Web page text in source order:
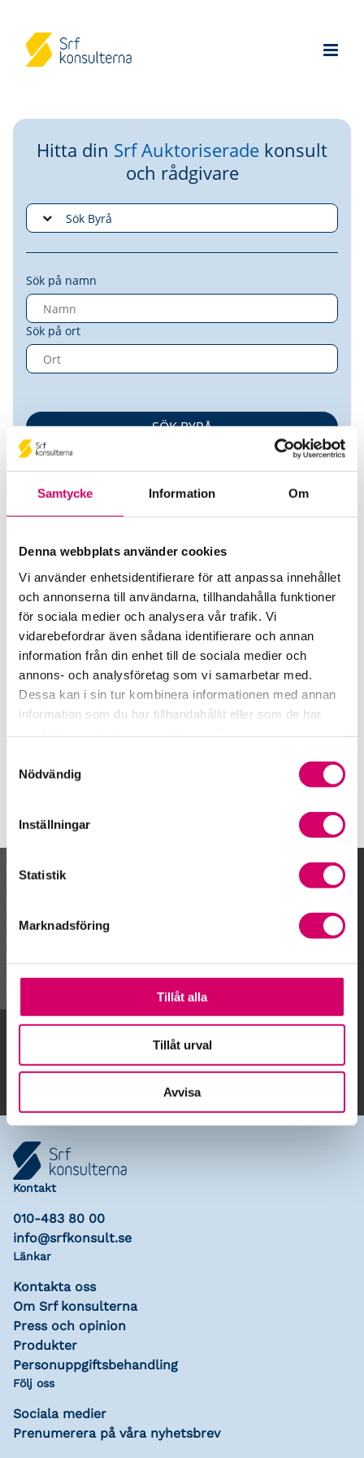
Samtycke Information Om
Denna webbplats använder cookies
Vi använder enhetsidentifierare för att anpassa innehållet
och annonserna till användarna, tillhandahålla funktioner
för sociala medier och analysera vår trafik. Vi
vidarebefordrar även sådana identifierare och annan
information från din enhet till de sociala medier och
annons- och analysföretag som vi samarbetar med.
Dessa kan i sin tur kombinera informationen med annan
information som du har tillhandahållit eller som de har
Nödvändig
Inställningar
Statistik
Marknadsföring
Tillåt alla
Tillåt urval
Avvisa
Hitta din Srf Auktoriserade konsult
och rådgivare
Sök på namn
Sök på ort
Amie Ekonomi AB
Srf Auktoriserade konsulter
Ann-Marie Åkesson
Auktoriserad Redovisningskonsult
Lund
Gå till kalendariet
Lägg till i kalender
Kontakt
010-483 80 00
info@srfkonsult.se
Länkar
Kontakta oss
Om Srf konsulterna
Press och opinion
Produkter
Personuppgiftsbehandling
Följ oss
Sociala medier
Prenumerera på våra nyhetsbrev